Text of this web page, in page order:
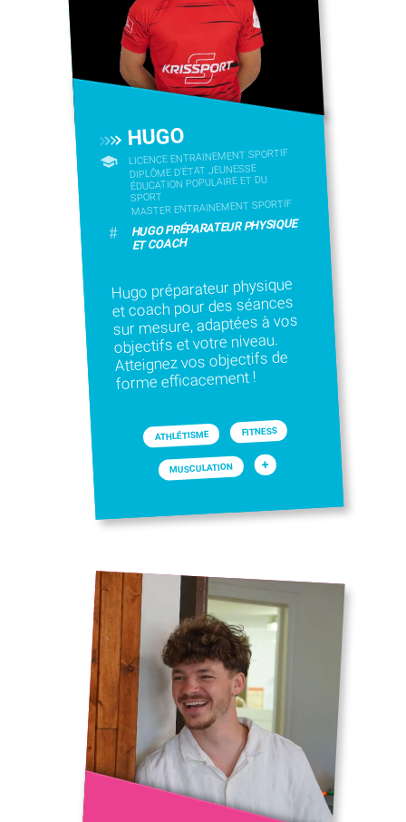
HUGO
LICENCE ENTRAINEMENT SPORTIF
DIPLÔME D'ÉTAT JEUNESSE
ÉDUCATION POPULAIRE ET DU
SPORT
MASTER ENTRAINEMENT SPORTIF
# HUGO PRÉPARATEUR PHYSIQUE
ET COACH
Hugo préparateur physique
et coach pour des séances
sur mesure, adaptées à vos
objectifs et votre niveau.
Atteignez vos objectifs de
forme efficacement !
ATHLÉTISME FITNESS
MUSCULATION +